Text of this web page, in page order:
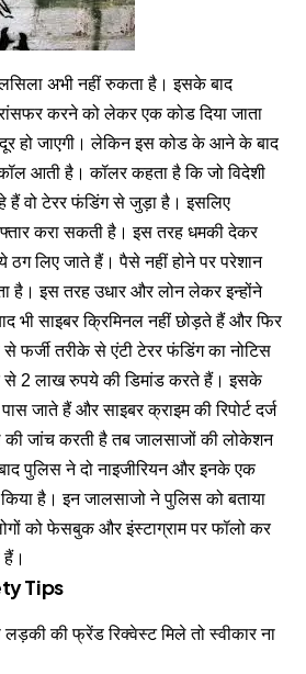
अभी नहीं रुकता है। इसके बाद
करने को लेकर एक कोड दिया जाता
हो जाएगी। लेकिन इस कोड के आने के बाद
आती है। कॉलर कहता है कि जो विदेशी
वो टेरर फंडिंग से जुड़ा है। इसलिए
करा सकती है। इस तरह धमकी देकर
लिए जाते हैं। पैसे नहीं होने पर परेशान
है। इस तरह उधार और लोन लेकर इन्होंने
भी साइबर क्रिमिनल नहीं छोड़ते हैं और फिर
से फर्जी तरीके से एंटी टेरर फंडिंग का नोटिस
2 लाख रुपये की डिमांड करते हैं। इसके
जाते हैं और साइबर क्राइम की रिपोर्ट दर्ज
जांच करती है तब जालसाजों की लोकेशन
पुलिस ने दो नाइजीरियन और इनके एक
किया है। इन जालसाजो ने पुलिस को बताया
को फेसबुक और इंस्टाग्राम पर फॉलो कर
हैं।
Tips
लड़की की फ्रेंड रिक्वेस्ट मिले तो स्वीकार ना